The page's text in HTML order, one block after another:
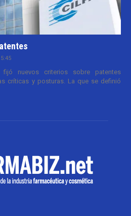
nuevos criterios sobre patentes
críticas y posturas. La que se definió